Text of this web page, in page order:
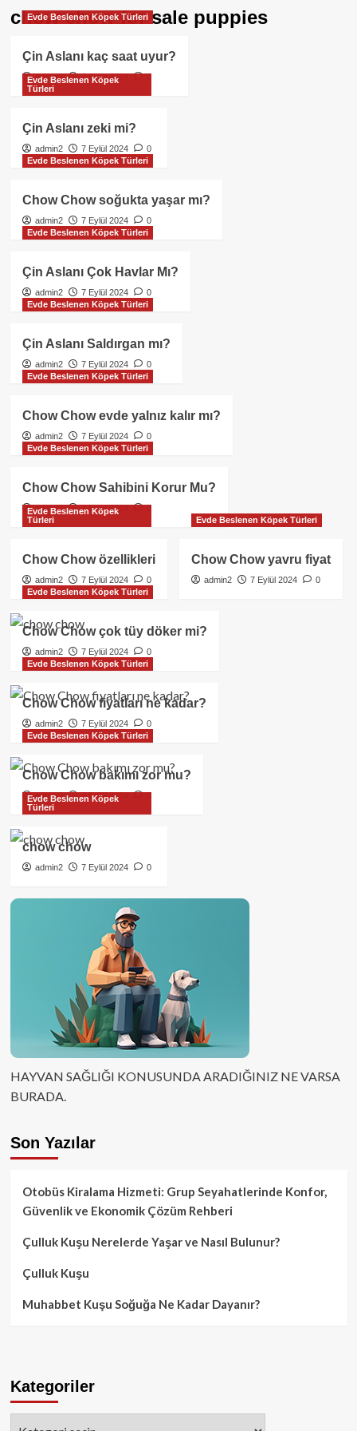
chow chow for sale puppies
Evde Beslenen Köpek Türleri
Çin Aslanı kaç saat uyur?
admin2 7 Eylül 2024
Evde Beslenen Köpek
Türleri
Çin Aslanı zeki mi?
admin2 7 Eylül 2024
0
Evde Beslenen Köpek Türleri
Chow Chow soğukta yaşar mı?
admin2 7 Eylül 2024
0
Evde Beslenen Köpek Türleri
Çin Aslanı Çok Havlar Mı?
admin2 7 Eylül 2024
0
Evde Beslenen Köpek Türleri
Çin Aslanı Saldırgan mı?
admin2 7 Eylül 2024
0
Evde Beslenen Köpek Türleri
Chow Chow evde yalnız kalır mı?
admin2 7 Eylül 2024
0
Evde Beslenen Köpek Türleri
Chow Chow Sahibini Korur Mu?
admin2 7 Eylül 2024
Evde Beslenen Köpek
Türleri
Chow Chow özellikleri
admin2 7 Eylül 2024 0
Evde Beslenen Köpek Türleri
Chow Chow yavru fiyat
admin2 7 Eylül 2024
0
Evde Beslenen Köpek Türleri
Chow Chow çok tüy döker mi?
admin2 7 Eylül 2024
0
Evde Beslenen Köpek Türleri
Chow Chow fiyatları ne kadar?
admin2 7 Eylül 2024
0
Evde Beslenen Köpek Türleri
Chow Chow bakımı zor mu?
admin2 7 Eylül 2024
Evde Beslenen Köpek
Türleri
chow chow
admin2 7 Eylül 2024 0
HAYVAN SAĞLIĞI KONUSUNDA ARADIĞINIZ NE VARSA
BURADA.
Son Yazılar
Otobüs Kiralama Hizmeti: Grup Seyahatlerinde Konfor,
Güvenlik ve Ekonomik Çözüm Rehberi
Çulluk Kuşu Nerelerde Yaşar ve Nasıl Bulunur?
Çulluk Kuşu
Muhabbet Kuşu Soğuğa Ne Kadar Dayanır?
Kategoriler